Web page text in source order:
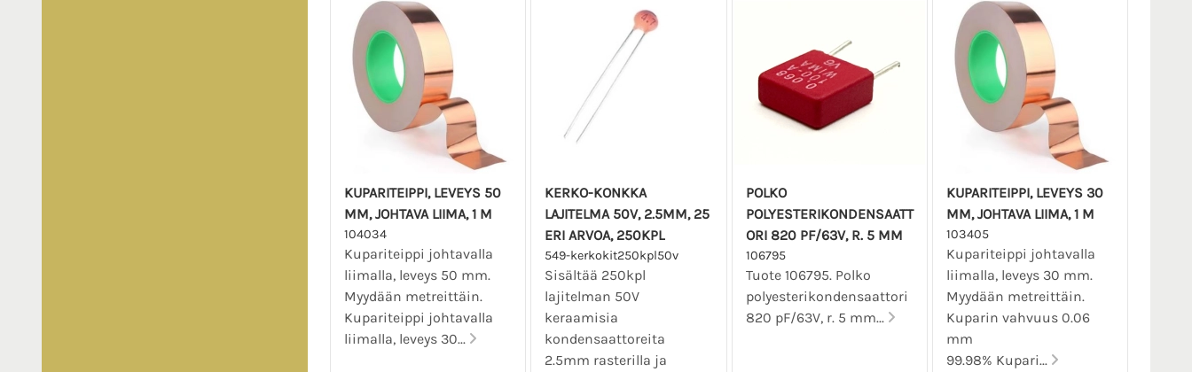
KUPARITEIPPI, LEVEYS 50
MM, JOHTAVA LIIMA, 1 M
104034
Kupariteippi johtavalla
liimalla, leveys 50 mm.
Myydään metreittäin.
Kupariteippi johtavalla
liimalla, leveys 30...
KERKO-KONKKA
LAJITELMA 50V, 2.5MM, 25
ERI ARVOA, 250KPL
549-kerkokit250kpl50v
Sisältää 250kpl
lajitelman 50V
keraamisia
kondensaattoreita
2.5mm rasterilla ja
POLKO
POLYESTERIKONDENSAATT
ORI 820 PF/63V, R. 5 MM
106795
Tuote 106795. Polko
polyesterikondensaattori
820 pF/63V, r. 5 mm...
KUPARITEIPPI, LEVEYS 30
MM, JOHTAVA LIIMA, 1 M
103405
Kupariteippi johtavalla
liimalla, leveys 30 mm.
Myydään metreittäin.
Kuparin vahvuus 0.06
mm
99.98% Kupari...